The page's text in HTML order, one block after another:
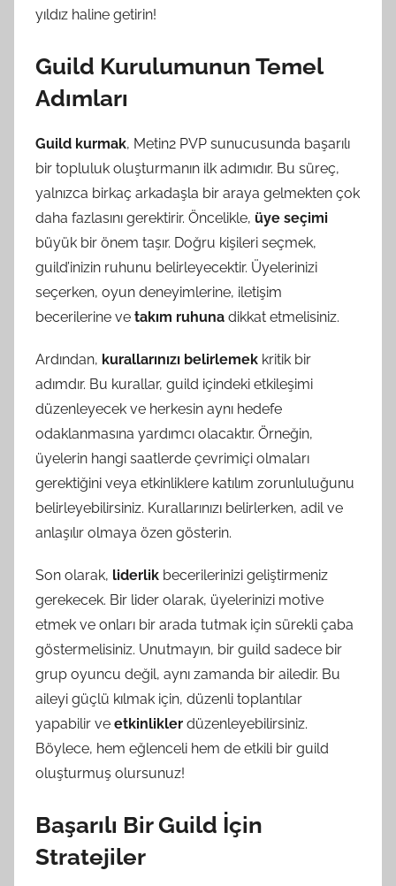
yıldız haline getirin!
Guild Kurulumunun Temel
Adımları
Guild kurmak, Metin2 PVP sunucusunda başarılı
bir topluluk oluşturmanın ilk adımıdır. Bu süreç,
yalnızca birkaç arkadaşla bir araya gelmekten çok
daha fazlasını gerektirir. Öncelikle, üye seçimi
büyük bir önem taşır. Doğru kişileri seçmek,
guild’inizin ruhunu belirleyecektir. Üyelerinizi
seçerken, oyun deneyimlerine, iletişim
becerilerine ve takım ruhuna dikkat etmelisiniz.
Ardından, kurallarınızı belirlemek kritik bir
adımdır. Bu kurallar, guild içindeki etkileşimi
düzenleyecek ve herkesin aynı hedefe
odaklanmasına yardımcı olacaktır. Örneğin,
üyelerin hangi saatlerde çevrimiçi olmaları
gerektiğini veya etkinliklere katılım zorunluluğunu
belirleyebilirsiniz. Kurallarınızı belirlerken, adil ve
anlaşılır olmaya özen gösterin.
Son olarak, liderlik becerilerinizi geliştirmeniz
gerekecek. Bir lider olarak, üyelerinizi motive
etmek ve onları bir arada tutmak için sürekli çaba
göstermelisiniz. Unutmayın, bir guild sadece bir
grup oyuncu değil, aynı zamanda bir ailedir. Bu
aileyi güçlü kılmak için, düzenli toplantılar
yapabilir ve etkinlikler düzenleyebilirsiniz.
Böylece, hem eğlenceli hem de etkili bir guild
oluşturmuş olursunuz!
Başarılı Bir Guild İçin
Stratejiler